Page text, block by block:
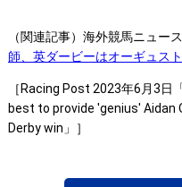
（関連記事）海外競馬ニュー
師、英ダービーはオーギュス
［Racing Post 2023年6月3
best to provide 'genius'
Derby win」］